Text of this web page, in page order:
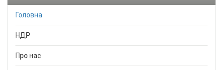
Головна
НДР
Про нас